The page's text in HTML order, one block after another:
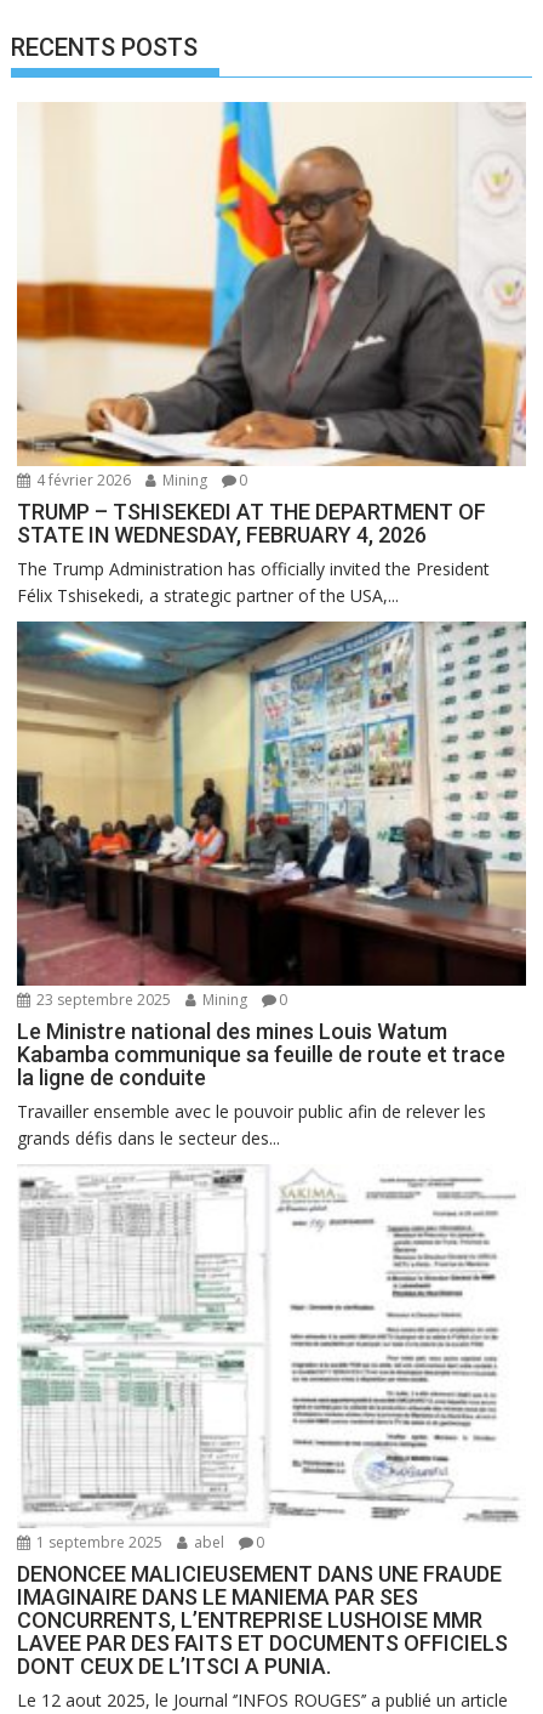
RECENTS POSTS
4 février 2026 Mining 0
TRUMP – TSHISEKEDI AT THE DEPARTMENT OF
STATE IN WEDNESDAY, FEBRUARY 4, 2026
The Trump Administration has officially invited the President
Félix Tshisekedi, a strategic partner of the USA,...
23 septembre 2025 Mining 0
Le Ministre national des mines Louis Watum
Kabamba communique sa feuille de route et trace
la ligne de conduite
Travailler ensemble avec le pouvoir public afin de relever les
grands défis dans le secteur des...
1 septembre 2025 abel 0
DENONCEE MALICIEUSEMENT DANS UNE FRAUDE
IMAGINAIRE DANS LE MANIEMA PAR SES
CONCURRENTS, L’ENTREPRISE LUSHOISE MMR
LAVEE PAR DES FAITS ET DOCUMENTS OFFICIELS
DONT CEUX DE L’ITSCI A PUNIA.
Le 12 aout 2025, le Journal ‘’INFOS ROUGES’’ a publié un article